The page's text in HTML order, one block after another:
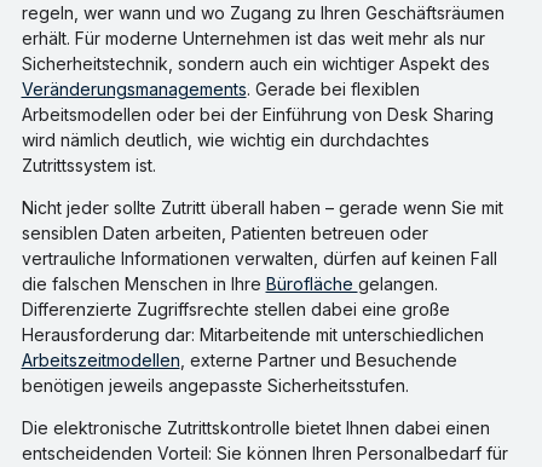
regeln, wer wann und wo Zugang zu Ihren Geschäftsräumen
erhält. Für moderne Unternehmen ist das weit mehr als nur
Sicherheitstechnik, sondern auch ein wichtiger Aspekt des
Veränderungsmanagements. Gerade bei flexiblen
Arbeitsmodellen oder bei der Einführung von Desk Sharing
wird nämlich deutlich, wie wichtig ein durchdachtes
Zutrittssystem ist.
Nicht jeder sollte Zutritt überall haben – gerade wenn Sie mit
sensiblen Daten arbeiten, Patienten betreuen oder
vertrauliche Informationen verwalten, dürfen auf keinen Fall
die falschen Menschen in Ihre Bürofläche gelangen.
Differenzierte Zugriffsrechte stellen dabei eine große
Herausforderung dar: Mitarbeitende mit unterschiedlichen
Arbeitszeitmodellen , externe Partner und Besuchende
benötigen jeweils angepasste Sicherheitsstufen.
Die elektronische Zutrittskontrolle bietet Ihnen dabei einen
entscheidenden Vorteil: Sie können Ihren Personalbedarf für